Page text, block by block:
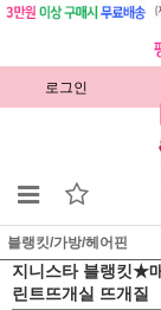
로그인
블랭킷/가방/헤어핀
지니스타 블랭킷★
린트뜨개실 뜨개질